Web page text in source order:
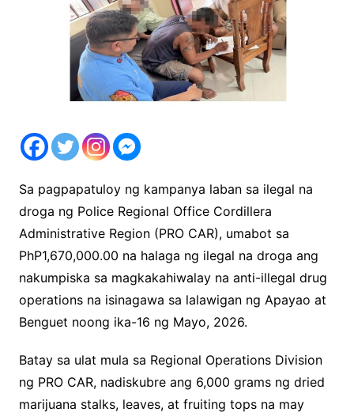
Sa pagpapatuloy ng kampanya laban sa ilegal na
droga ng Police Regional Office Cordillera
Administrative Region (PRO CAR), umabot sa
PhP1,670,000.00 na halaga ng ilegal na droga ang
nakumpiska sa magkakahiwalay na anti-illegal drug
operations na isinagawa sa lalawigan ng Apayao at
Benguet noong ika-16 ng Mayo, 2026.
Batay sa ulat mula sa Regional Operations Division
ng PRO CAR, nadiskubre ang 6,000 grams ng dried
marijuana stalks, leaves, at fruiting tops na may